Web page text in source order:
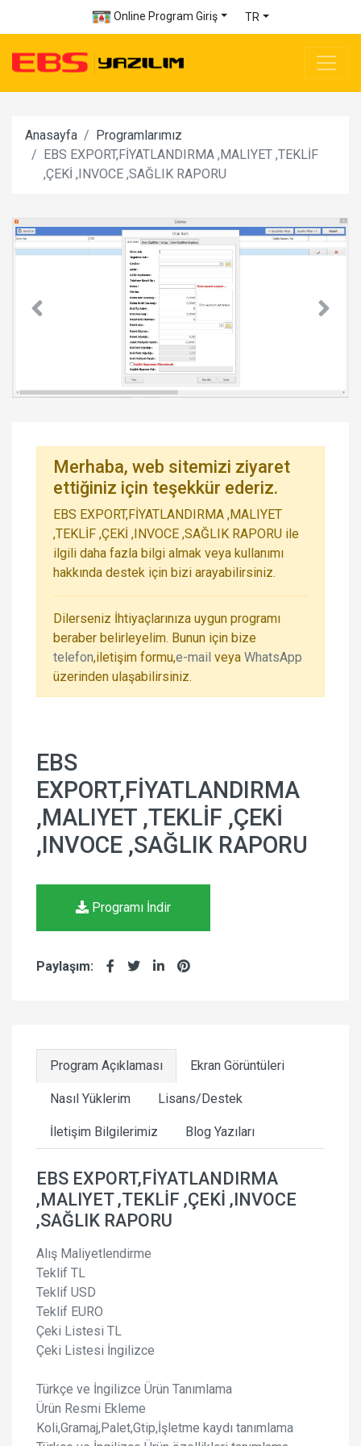
Online Program Giriş TR
Anasayfa
Programlarımız
EBS EXPORT,FİYATLANDIRMA ,MALIYET ,TEKLİF
,ÇEKİ ,INVOCE ,SAĞLIK RAPORU
Merhaba, web sitemizi ziyaret
ettiğiniz için teşekkür ederiz.
EBS EXPORT,FİYATLANDIRMA ,MALIYET
,TEKLİF ,ÇEKİ ,INVOCE ,SAĞLIK RAPORU ile
ilgili daha fazla bilgi almak veya kullanımı
hakkında destek için bizi arayabilirsiniz.
Dilerseniz İhtiyaçlarınıza uygun programı
beraber belirleyelim. Bunun için bize
telefon,iletişim formu,e-mail veya WhatsApp
üzerinden ulaşabilirsiniz.
EBS
EXPORT,FİYATLANDIRMA
,MALIYET ,TEKLİF ,ÇEKİ
,INVOCE ,SAĞLIK RAPORU
Programı İndir
Paylaşım:
Program Açıklaması Ekran Görüntüleri
Nasıl Yüklerim Lisans/Destek
İletişim Bilgilerimiz Blog Yazıları
EBS EXPORT,FİYATLANDIRMA
,MALIYET ,TEKLİF ,ÇEKİ ,INVOCE
,SAĞLIK RAPORU
Alış Maliyetlendirme
Teklif TL
Teklif USD
Teklif EURO
Çeki Listesi TL
Çeki Listesi İngilizce
Türkçe ve İngilizce Ürün Tanımlama
Ürün Resmi Ekleme
Koli,Gramaj,Palet,Gtip,İşletme kaydı tanımlama